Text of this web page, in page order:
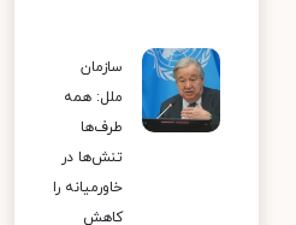
سازمان
ملل: همه
طرف‌ها
تنش‌ها در
خاورمیانه را
کاهش